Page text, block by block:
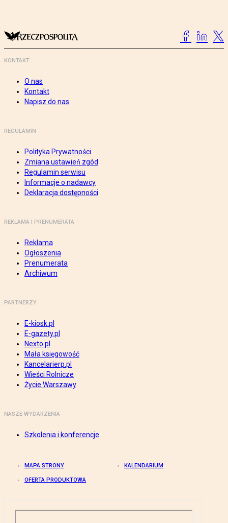
KONTAKT
O nas
Kontakt
Napisz do nas
REGULAMIN
Polityka Prywatności
Zmiana ustawień zgód
Regulamin serwisu
Informacje o nadawcy
Deklaracja dostępności
REKLAMA I PRENUMERATA
Reklama
Ogłoszenia
Prenumerata
Archiwum
PARTNERZY
E-kiosk.pl
E-gazety.pl
Nexto.pl
Mała księgowość
Kancelarierp.pl
Wieści Rolnicze
Życie Warszawy
NASZE WYDARZENIA
Szkolenia i konferencje
MAPA STRONY KALENDARIUM
OFERTA PRODUKTOWA